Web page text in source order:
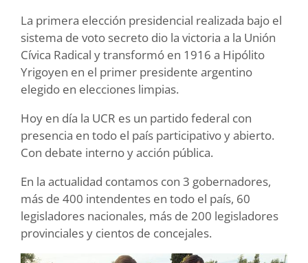
La primera elección presidencial realizada bajo el
sistema de voto secreto dio la victoria a la Unión
Cívica Radical y transformó en 1916 a Hipólito
Yrigoyen en el primer presidente argentino
elegido en elecciones limpias.
Hoy en día la UCR es un partido federal con
presencia en todo el país participativo y abierto.
Con debate interno y acción pública.
En la actualidad contamos con 3 gobernadores,
más de 400 intendentes en todo el país, 60
legisladores nacionales, más de 200 legisladores
provinciales y cientos de concejales.